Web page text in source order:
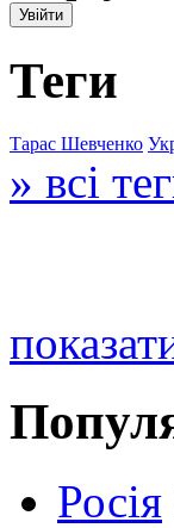
Теги
Тарас Шевченко
» всі
Росія